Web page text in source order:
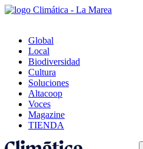
Global
Local
Biodiversidad
Cultura
Soluciones
Altacoop
Voces
Magazine
TIENDA